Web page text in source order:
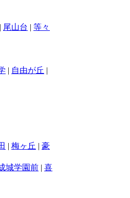
| 尾山台 | 等々
| 自由が丘 |
| 梅ヶ丘 | 豪
城学園前 | 喜